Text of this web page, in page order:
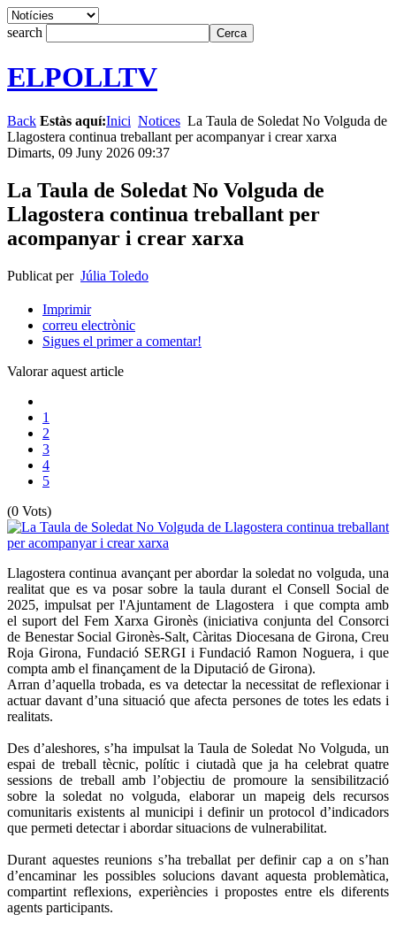
search
ELPOLLTV
Back Estàs aquí:Inici Notices La Taula de Soledat No Volguda de
Llagostera continua treballant per acompanyar i crear xarxa
Dimarts, 09 Juny 2026 09:37
La Taula de Soledat No Volguda de
Llagostera continua treballant per
acompanyar i crear xarxa
Publicat per Júlia Toledo
Imprimir
correu electrònic
Sigues el primer a comentar!
Valorar aquest article
1
2
3
4
5
(0 Vots)
Llagostera continua avançant per abordar la soledat no volguda, una
realitat que es va posar sobre la taula durant el Consell Social de
2025, impulsat per l'Ajuntament de Llagostera i que compta amb
el suport del Fem Xarxa Gironès (iniciativa conjunta del Consorci
de Benestar Social Gironès-Salt, Càritas Diocesana de Girona, Creu
Roja Girona, Fundació SERGI i Fundació Ramon Noguera, i que
compta amb el finançament de la Diputació de Girona).
Arran d’aquella trobada, es va detectar la necessitat de reflexionar i
actuar davant d’una situació que afecta persones de totes les edats i
realitats.
Des d’aleshores, s’ha impulsat la Taula de Soledat No Volguda, un
espai de treball tècnic, polític i ciutadà que ja ha celebrat quatre
sessions de treball amb l’objectiu de promoure la sensibilització
sobre la soledat no volguda, elaborar un mapeig dels recursos
comunitaris existents al municipi i definir un protocol d’indicadors
que permeti detectar i abordar situacions de vulnerabilitat.
Durant aquestes reunions s’ha treballat per definir cap a on s’han
d’encaminar les possibles solucions davant aquesta problemàtica,
compartint reflexions, experiències i propostes entre els diferents
agents participants.